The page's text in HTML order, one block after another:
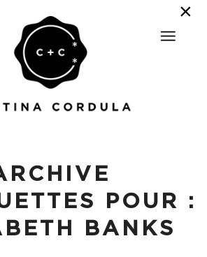
POUR :
BANKS